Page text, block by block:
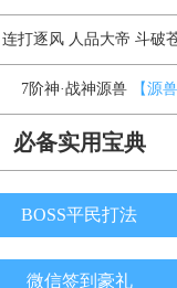
打逐风 人品大帝 斗破
7阶神·战神源兽 【源
必备实用宝典
BOSS平民打法
微信签到豪礼